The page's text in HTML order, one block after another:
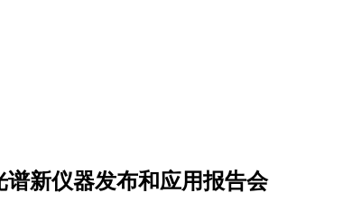
新仪器发布和应用报告会